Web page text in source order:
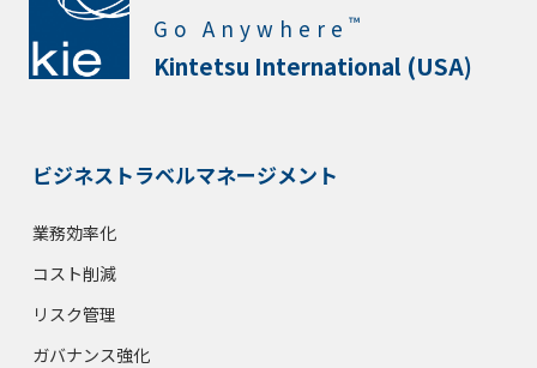
Go Anywhere ™
Kintetsu International (USA)
ビジネストラベルマネージメント
業務効率化
コスト削減
リスク管理
ガバナンス強化